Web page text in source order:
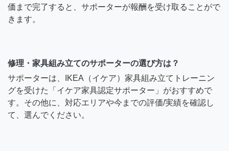
価まで完了すると、サポーターが報酬を受け取ることがで
きます。
修理・家具組み立てのサポーターの選び方は？
サポーターは、IKEA（イケア）家具組み立てトレーニン
グを受けた「イケア家具認定サポーター」がおすすめで
す。その他に、対応エリアや今までの評価/実績を確認し
て、選んでください。